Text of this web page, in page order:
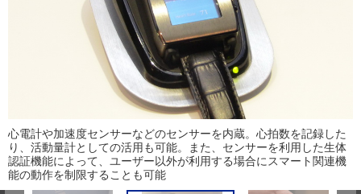
心電計や加速度センサーなどのセンサーを内蔵。心拍数を記録した
り、活動量計としての活用も可能。また、センサーを利用した生体
認証機能によって、ユーザー以外が利用する場合にスマート関連機
能の動作を制限することも可能